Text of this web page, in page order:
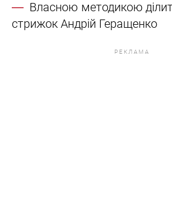
Власною методикою
стрижок Андрій Геращенко
РЕКЛАМА